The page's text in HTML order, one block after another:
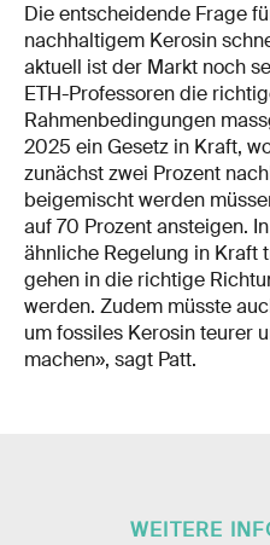
Die entscheidende Frage
nachhaltigem Kerosin
aktuell ist der Markt noch
ETH-Professoren die
Rahmenbedingungen
2025 ein Gesetz in Kraft,
zunächst zwei Prozent
beigemischt werden
auf 70 Prozent ansteigen.
ähnliche Regelung in Kraft
gehen in die richtige
werden. Zudem müsste
um fossiles Kerosin teurer
machen», sagt Patt.
WEITERE